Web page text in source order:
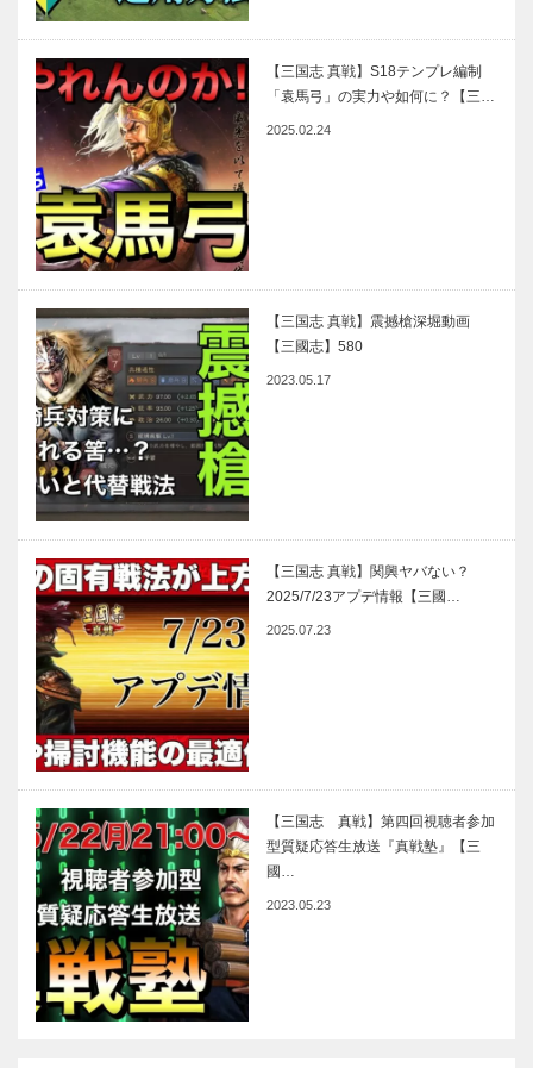
【三国志 真戦】S18テンプレ編制
「袁馬弓」の実力や如何に？【三…
2025.02.24
【三国志 真戦】震撼槍深堀動画
【三國志】580
2023.05.17
【三国志 真戦】関興ヤバない？
2025/7/23アプデ情報【三國…
2025.07.23
【三国志 真戦】第四回視聴者参加
型質疑応答生放送『真戦塾』【三
國…
2023.05.23